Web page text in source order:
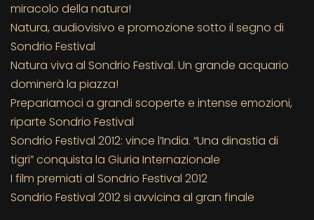
miracolo della natura!
Natura, audiovisivo e promozione sotto il segno di
Sondrio Festival
Natura viva al Sondrio Festival. Un grande acquario
dominerà la piazza!
Prepariamoci a grandi scoperte e intense emozioni,
riparte Sondrio Festival
Sondrio Festival 2012: vince l’India. “Una dinastia di
tigri” conquista la Giuria Internazionale
I film premiati al Sondrio Festival 2012
Sondrio Festival 2012 si avvicina al gran finale